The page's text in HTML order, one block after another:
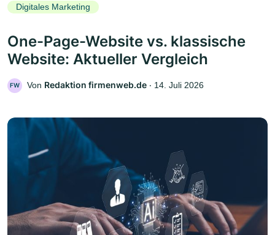
Digitales Marketing
One-Page-Website vs. klassische
Website: Aktueller Vergleich
FW Von Redaktion firmenweb.de ‧ 14. Juli 2026